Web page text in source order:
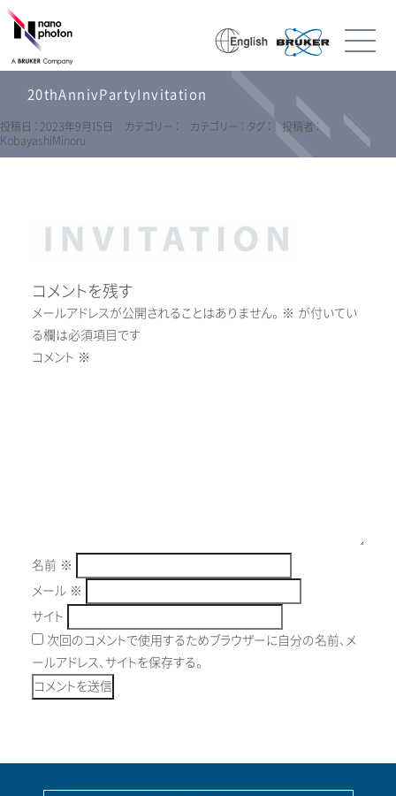
20thAnnivPartyInvitation
投稿日 : 2023年9月15日 カテゴリー : カテゴリー : タグ :
投稿者 :
KobayashiMinoru
コメントを残す
メールアドレスが公開されることはありません。 ※ が付いてい
る欄は必須項目です
コメント ※
名前 ※
メール ※
サイト
次回のコメントで使用するためブラウザーに自分の名前、メ
ールアドレス、サイトを保存する。